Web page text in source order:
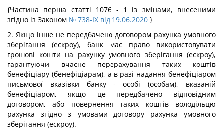
{Частина перша статті 1076 - 1 із змінами, внесеними
згідно із Законом № 738-IX від 19.06.2020 }
2. Якщо інше не передбачено договором рахунка умовного
зберігання (ескроу), банк має право використовувати
грошові кошти на рахунку умовного зберігання (ескроу),
гарантуючи вчасне перерахування таких коштів
бенефіціару (бенефіціарам), а в разі надання бенефіціаром
письмової вказівки банку - особі (особам), вказаній
бенефіціаром, якщо це передбачено відповідним
договором, або повернення таких коштів володільцю
рахунка згідно з умовами договору рахунка умовного
зберігання (ескроу).